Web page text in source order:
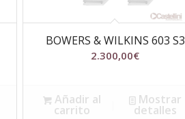
BOWERS & WILKINS 603 S3
2.300,00€
Añadir al
carrito
Mostrar
detalles